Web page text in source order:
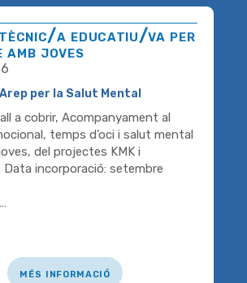
a educatiu/va per
joves
per la Salut Mental
a cobrir, Acompanyament al
temps d’oci i salut mental
del projectes KMK i
Data incorporació: setembre
més informació